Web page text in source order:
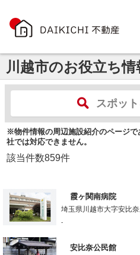
川越市のお役立ち情
スポッ
※物件情報の周辺施設紹介のページ
社では対応できません。
該当件数859件
霞ヶ関南病院
埼玉県川越市大字安比奈
-
安比奈公民館